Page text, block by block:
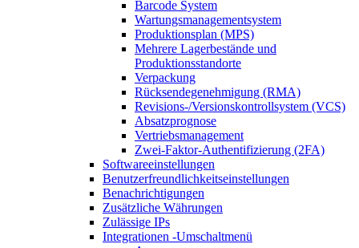
Barcode System
Wartungsmanagementsystem
Produktionsplan (MPS)
Mehrere Lagerbestände und
Produktionsstandorte
Verpackung
Rücksendegenehmigung (RMA)
Revisions-/Versionskontrollsystem (VCS)
Absatzprognose
Vertriebsmanagement
Zwei-Faktor-Authentifizierung (2FA)
Softwareeinstellungen
Benutzerfreundlichkeitseinstellungen
Benachrichtigungen
Zusätzliche Währungen
Zulässige IPs
Integrationen -Umschaltmenü